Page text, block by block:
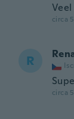
circa
R
circa